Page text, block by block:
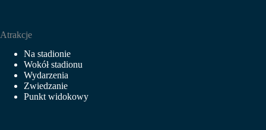
Atrakcje
Na stadionie
Wokół stadionu
Wydarzenia
Zwiedzanie
Punkt widokowy